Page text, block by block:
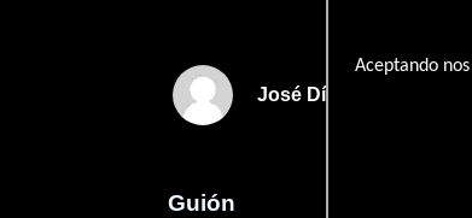
Aceptando
José Díaz Morales
Guión